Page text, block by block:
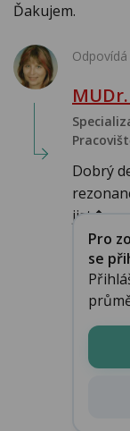
Ďakujem.
Dobrý
jist�...
Pro
se